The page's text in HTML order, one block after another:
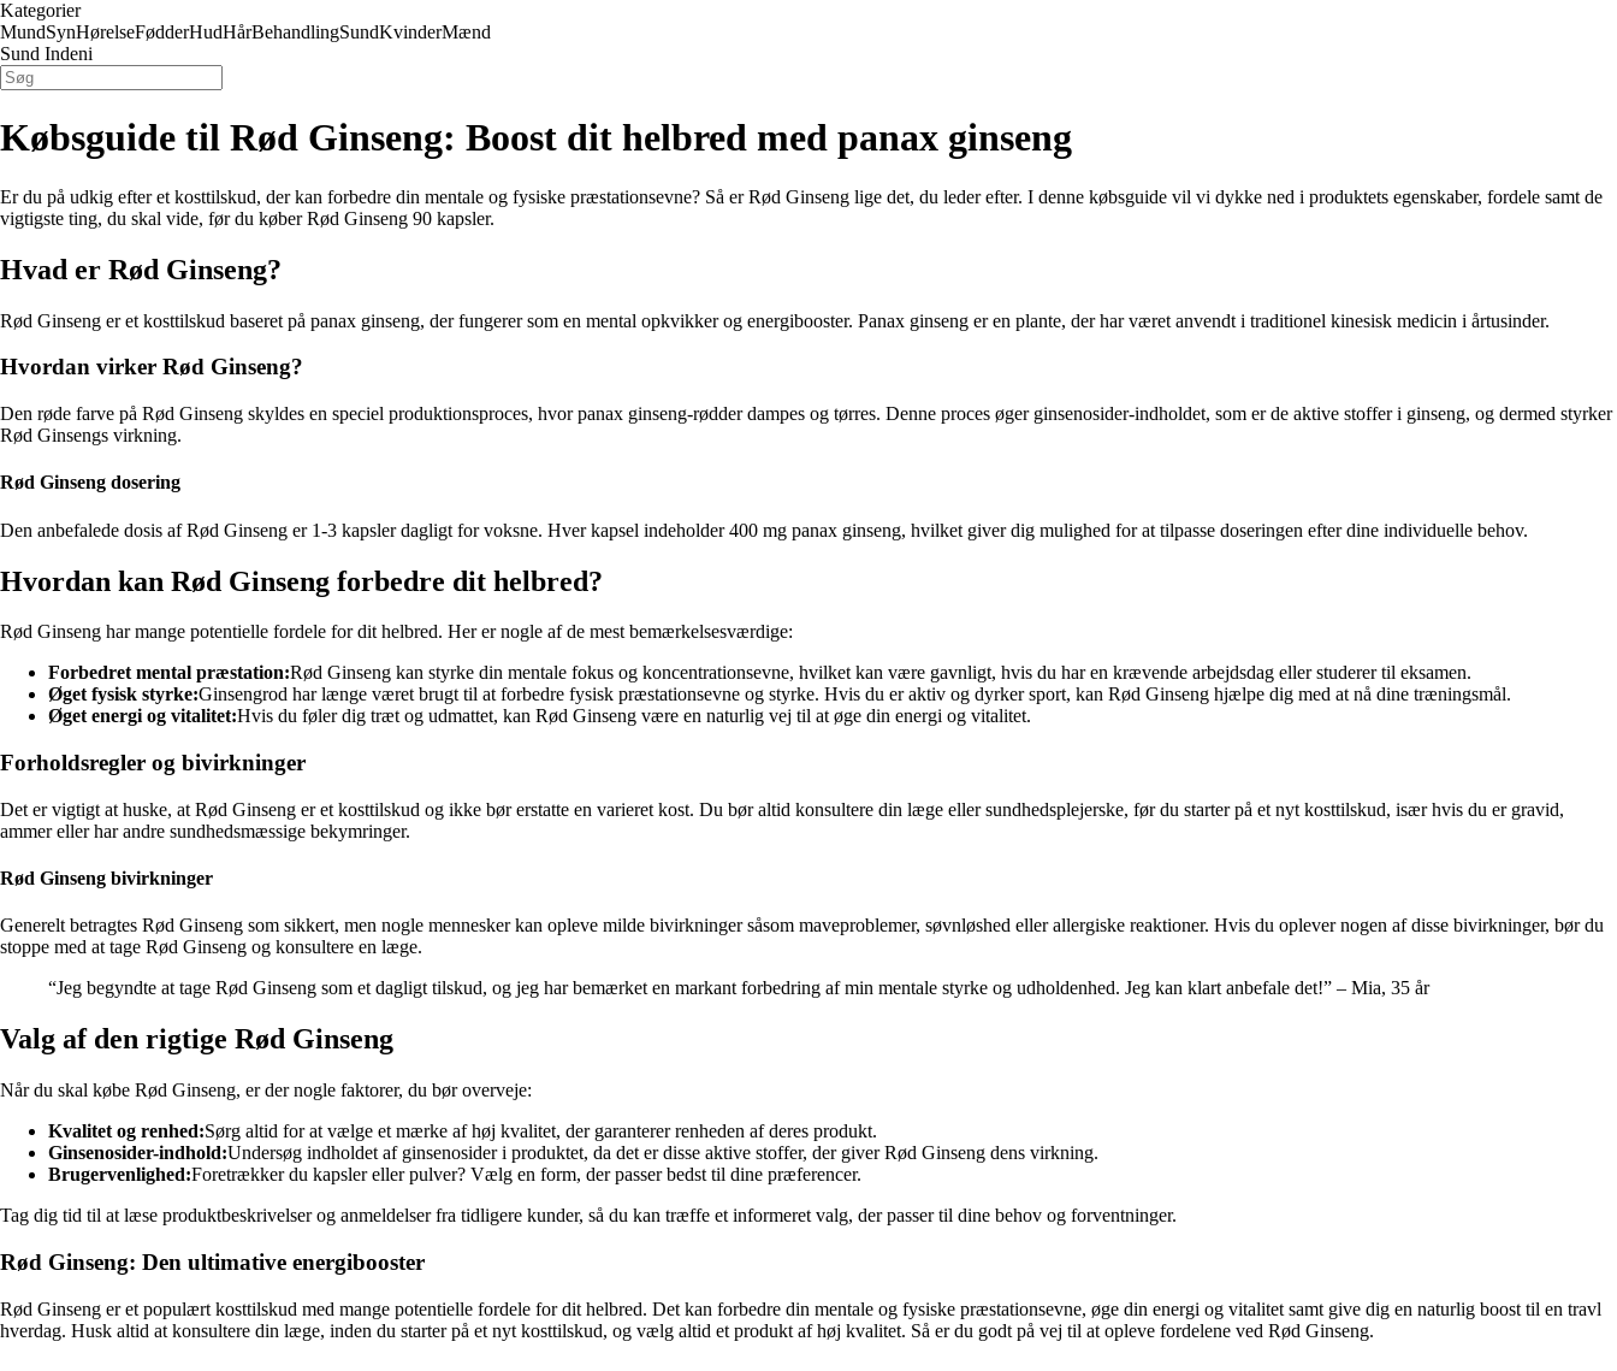
Kategorier
MundSynHørelseFødderHudHårBehandlingSundKvinderMænd
Sund Indeni
Købsguide til Rød Ginseng: Boost dit helbred med panax ginseng
Er du på udkig efter et kosttilskud, der kan forbedre din mentale og fysiske præstationsevne? Så er Rød Ginseng lige det, du leder efter. I denne købsguide vil vi dykke ned i produktets egenskaber, fordele samt de
vigtigste ting, du skal vide, før du køber Rød Ginseng 90 kapsler.
Hvad er Rød Ginseng?
Rød Ginseng er et kosttilskud baseret på panax ginseng, der fungerer som en mental opkvikker og energibooster. Panax ginseng er en plante, der har været anvendt i traditionel kinesisk medicin i årtusinder.
Hvordan virker Rød Ginseng?
Den røde farve på Rød Ginseng skyldes en speciel produktionsproces, hvor panax ginseng-rødder dampes og tørres. Denne proces øger ginsenosider-indholdet, som er de aktive stoffer i ginseng, og dermed styrker
Rød Ginsengs virkning.
Rød Ginseng dosering
Den anbefalede dosis af Rød Ginseng er 1-3 kapsler dagligt for voksne. Hver kapsel indeholder 400 mg panax ginseng, hvilket giver dig mulighed for at tilpasse doseringen efter dine individuelle behov.
Hvordan kan Rød Ginseng forbedre dit helbred?
Rød Ginseng har mange potentielle fordele for dit helbred. Her er nogle af de mest bemærkelsesværdige:
Forbedret mental præstation:Rød Ginseng kan styrke din mentale fokus og koncentrationsevne, hvilket kan være gavnligt, hvis du har en krævende arbejdsdag eller studerer til eksamen.
Øget fysisk styrke:Ginsengrod har længe været brugt til at forbedre fysisk præstationsevne og styrke. Hvis du er aktiv og dyrker sport, kan Rød Ginseng hjælpe dig med at nå dine træningsmål.
Øget energi og vitalitet:Hvis du føler dig træt og udmattet, kan Rød Ginseng være en naturlig vej til at øge din energi og vitalitet.
Forholdsregler og bivirkninger
Det er vigtigt at huske, at Rød Ginseng er et kosttilskud og ikke bør erstatte en varieret kost. Du bør altid konsultere din læge eller sundhedsplejerske, før du starter på et nyt kosttilskud, især hvis du er gravid,
ammer eller har andre sundhedsmæssige bekymringer.
Rød Ginseng bivirkninger
Generelt betragtes Rød Ginseng som sikkert, men nogle mennesker kan opleve milde bivirkninger såsom maveproblemer, søvnløshed eller allergiske reaktioner. Hvis du oplever nogen af ​​disse bivirkninger, bør du
stoppe med at tage Rød Ginseng og konsultere en læge.
“Jeg begyndte at tage Rød Ginseng som et dagligt tilskud, og jeg har bemærket en markant forbedring af min mentale styrke og udholdenhed. Jeg kan klart anbefale det!” – Mia, 35 år
Valg af den rigtige Rød Ginseng
Når du skal købe Rød Ginseng, er der nogle faktorer, du bør overveje:
Kvalitet og renhed:Sørg altid for at vælge et mærke af høj kvalitet, der garanterer renheden af deres produkt.
Ginsenosider-indhold:Undersøg indholdet af ginsenosider i produktet, da det er disse aktive stoffer, der giver Rød Ginseng dens virkning.
Brugervenlighed:Foretrækker du kapsler eller pulver? Vælg en form, der passer bedst til dine præferencer.
Tag dig tid til at læse produktbeskrivelser og anmeldelser fra tidligere kunder, så du kan træffe et informeret valg, der passer til dine behov og forventninger.
Rød Ginseng: Den ultimative energibooster
Rød Ginseng er et populært kosttilskud med mange potentielle fordele for dit helbred. Det kan forbedre din mentale og fysiske præstationsevne, øge din energi og vitalitet samt give dig en naturlig boost til en travl
hverdag. Husk altid at konsultere din læge, inden du starter på et nyt kosttilskud, og vælg altid et produkt af høj kvalitet. Så er du godt på vej til at opleve fordelene ved Rød Ginseng.